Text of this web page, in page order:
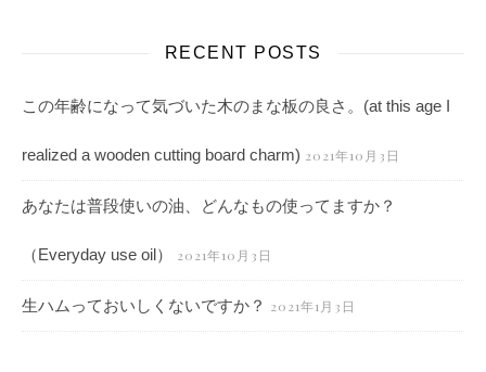
RECENT POSTS
この年齢になって気づいた木のまな板の良さ。(at this age I
realized a wooden cutting board charm) 2021年10月3日
あなたは普段使いの油、どんなもの使ってますか？
（Everyday use oil） 2021年10月3日
生ハムっておいしくないですか？ 2021年1月3日